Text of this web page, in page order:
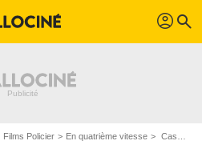
profil search
Films Policier En quatrième vitesse Casting En quatrième vitesse